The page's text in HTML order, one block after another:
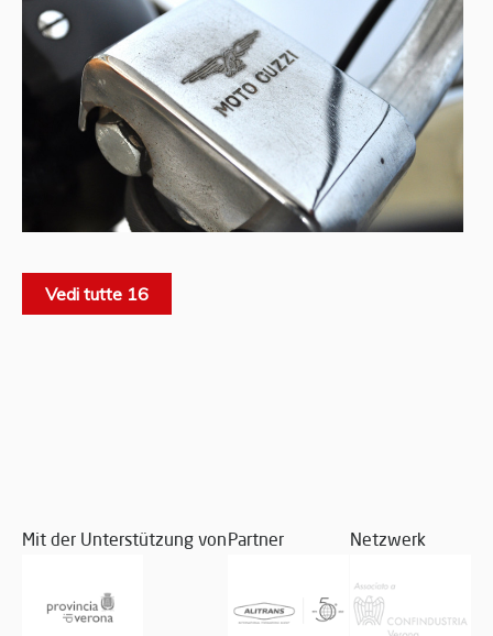
Vedi tutte 16
Mit der Unterstützung vonPartner Netzwerk